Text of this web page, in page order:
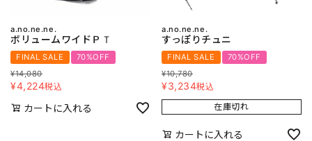
a.no.ne.ne.
ボリュームワイドＰＴ
FINAL SALE
70%OFF
¥14,080
¥4,224税込
カートに入れる
a.no.ne.ne.
すっぽりチュニ
FINAL SALE
70%OFF
¥10,780
¥3,234税込
在庫切れ
カートに入れる